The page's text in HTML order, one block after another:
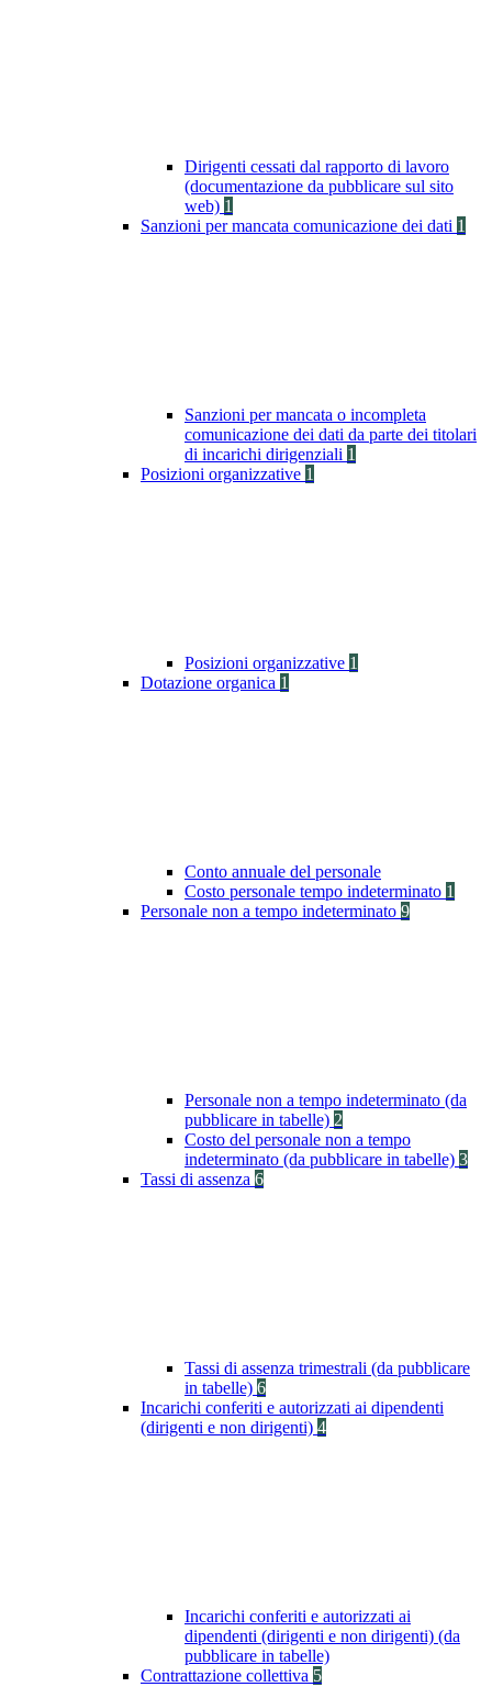
Dirigenti cessati dal rapporto di lavoro
(documentazione da pubblicare sul sito
web) 1
Sanzioni per mancata comunicazione dei dati 1
Sanzioni per mancata o incompleta
comunicazione dei dati da parte dei titolari
di incarichi dirigenziali 1
Posizioni organizzative 1
Posizioni organizzative 1
Dotazione organica 1
Conto annuale del personale
Costo personale tempo indeterminato 1
Personale non a tempo indeterminato 9
Personale non a tempo indeterminato (da
pubblicare in tabelle) 2
Costo del personale non a tempo
indeterminato (da pubblicare in tabelle) 3
Tassi di assenza 6
Tassi di assenza trimestrali (da pubblicare
in tabelle) 6
Incarichi conferiti e autorizzati ai dipendenti
(dirigenti e non dirigenti) 4
Incarichi conferiti e autorizzati ai
dipendenti (dirigenti e non dirigenti) (da
pubblicare in tabelle)
Contrattazione collettiva 5